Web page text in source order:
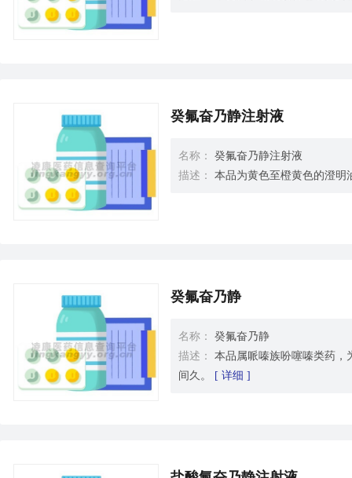
癸氟奋乃静注射液
名称：
癸氟奋乃静注射液
描述：
本品为黄色至橙黄色的澄
癸氟奋乃静
名称：
癸氟奋乃静
描述：
本品属哌嗪族吩噻嗪类药，
间久。
[ 详细 ]